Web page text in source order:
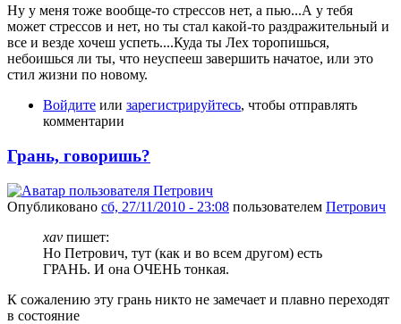
Ну у меня тоже вообще-то стрессов нет, а пью...А у тебя
может стрессов и нет, но ты стал какой-то раздражительный и
все и везде хочеш успеть....Куда ты Лех торопишься,
небоишься ли ты, что неуспееш завершить начатое, или это
стил жизни по новому.
Войдите или зарегистрируйтесь, чтобы отправлять
комментарии
Грань, говоришь?
Опубликовано сб, 27/11/2010 - 23:08 пользователем Петрович
xav пишет:
Но Петрович, тут (как и во всем другом) есть
ГРАНЬ. И она ОЧЕНЬ тонкая.
К сожалению эту грань никто не замечает и плавно переходят
в состояние